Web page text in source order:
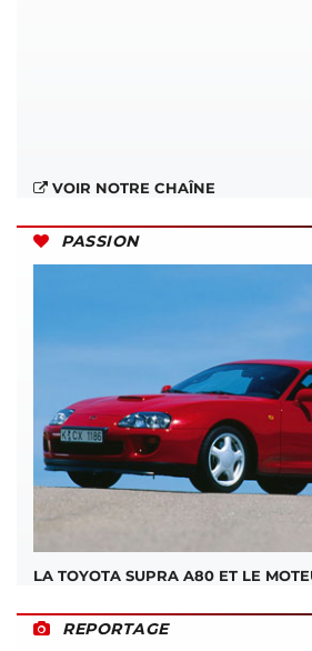
VOIR NOTRE CHAÎNE
PASSION
LA TOYOTA SUPRA A80 ET LE
REPORTAGE